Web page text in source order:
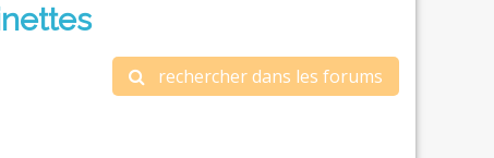
rechercher dans les forums